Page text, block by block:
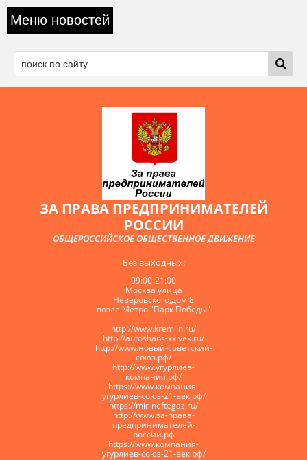
Меню новостей
ЗА ПРАВА ПРЕДПРИНИМАТЕЛЕЙ
РОССИИ
ОБЩЕРОССИЙСКОЕ ОБЩЕСТВЕННОЕ ДВИЖЕНИЕ
Без выходных:
09:00-21:00
Москва улица
Неверовского,дом 8
возле Метро "Парк Победы"
http://www.kremlin.ru/
http://autoshans-xxlvek.ru/
​http://www.новый-советский-
союз.рф/
http://www.угурлиев-
компания.рф/
https://www.компания-
угурлиев-союз-21-век.рф/
https://mir-neftegaz.ru/
http://www.за-права-
предпринимателей-
россии.рф
https://www.компания-
угурлиев-союз-21-век.рф/